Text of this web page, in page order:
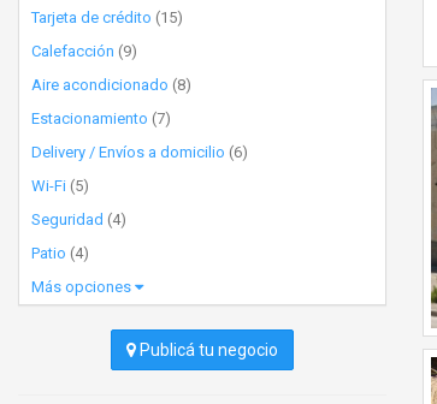
Tarjeta de crédito (15)
Calefacción (9)
Aire acondicionado (8)
Estacionamiento (7)
Delivery / Envíos a domicilio (6)
Wi-Fi (5)
Seguridad (4)
Patio (4)
Más opciones
Publicá tu negocio